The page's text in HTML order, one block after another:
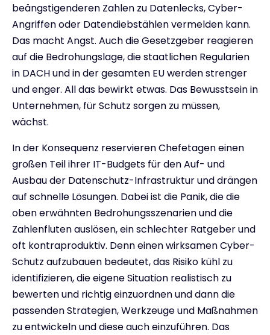
beängstigenderen Zahlen zu Datenlecks, Cyber-
Angriffen oder Datendiebstählen vermelden kann.
Das macht Angst. Auch die Gesetzgeber reagieren
auf die Bedrohungslage, die staatlichen Regularien
in DACH und in der gesamten EU werden strenger
und enger. All das bewirkt etwas. Das Bewusstsein in
Unternehmen, für Schutz sorgen zu müssen,
wächst.
In der Konsequenz reservieren Chefetagen einen
großen Teil ihrer IT-Budgets für den Auf- und
Ausbau der Datenschutz-Infrastruktur und drängen
auf schnelle Lösungen. Dabei ist die Panik, die die
oben erwähnten Bedrohungsszenarien und die
Zahlenfluten auslösen, ein schlechter Ratgeber und
oft kontraproduktiv. Denn einen wirksamen Cyber-
Schutz aufzubauen bedeutet, das Risiko kühl zu
identifizieren, die eigene Situation realistisch zu
bewerten und richtig einzuordnen und dann die
passenden Strategien, Werkzeuge und Maßnahmen
zu entwickeln und diese auch einzuführen. Das